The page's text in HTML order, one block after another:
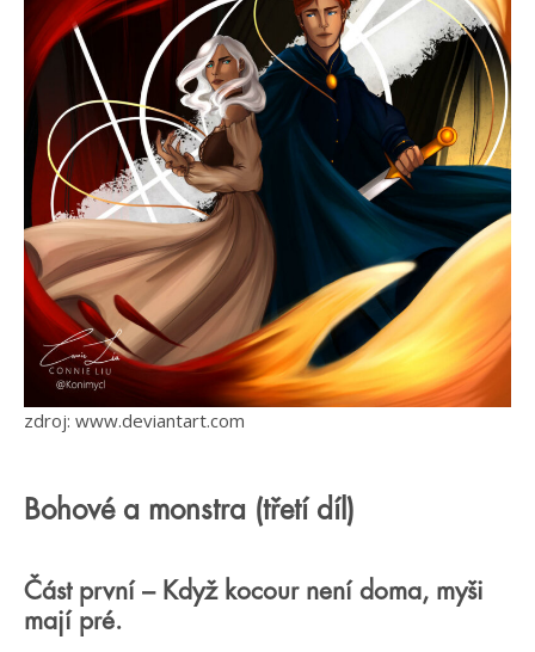
zdroj: www.deviantart.com
Bohové a monstra (třetí díl)
Část první – Když kocour není doma, myši
mají pré.